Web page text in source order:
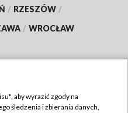
/ RZESZÓW /
/ WROCŁAW
aby wyrazić zgody na
śledzenia i zbierania danych,